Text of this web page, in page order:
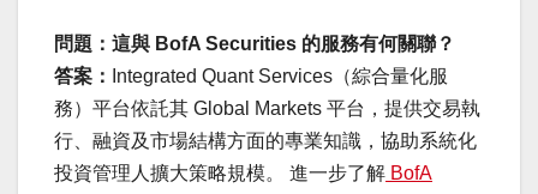
問題：這與 BofA Securities 的服務有何關聯？
答案：
Integrated Quant Services（綜合量化服
務）平台依託其 Global Markets 平台，提供交易執
行、融資及市場結構方面的專業知識，協助系統化
投資管理人擴大策略規模。 進一步了解 BofA